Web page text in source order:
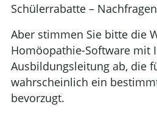
Schülerrabatte –
Aber stimmen Sie bitte die
Homöopathie-Software mit
Ausbildungsleitung ab, die
wahrscheinlich ein
bevorzugt.